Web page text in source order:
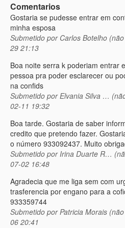
Comentarios
Gostaria se pudesse entrar em
minha esposa
Submetido por Carlos Botelho
29 21:13
Boa noite serra k poderiam entrar
pessoa pra poder esclarecer ou
na confids
Submetido porElvania Silva …
02-11 19:32
Boa tarde. Gostaria de saber
credito que pretendo fazer.
o número 933092437. Muito
Submetido porIrina Duarte R…
07-02 16:48
Agradecia que me liga sem com
trasferencia por engano para a
933359744
Submetido porPatricia Morais
06 20:41